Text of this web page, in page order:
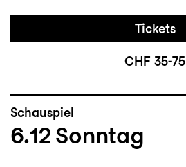
Tickets
CHF 35-75
Schauspiel
6.12 Sonntag